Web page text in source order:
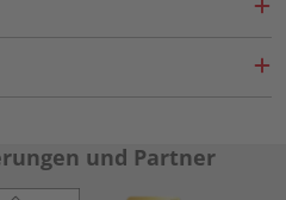
und Partner